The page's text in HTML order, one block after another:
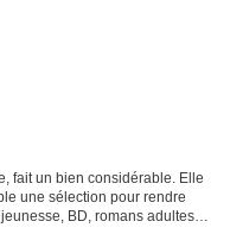
fait un bien considérable. Elle
une sélection pour rendre
BD, romans adultes